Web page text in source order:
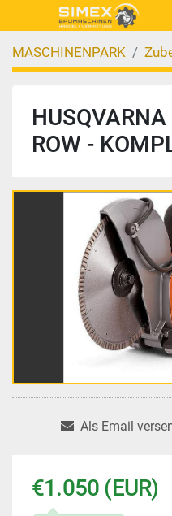
MASCHINENPARK
ROW -
Als Email
€1.050 (EUR)